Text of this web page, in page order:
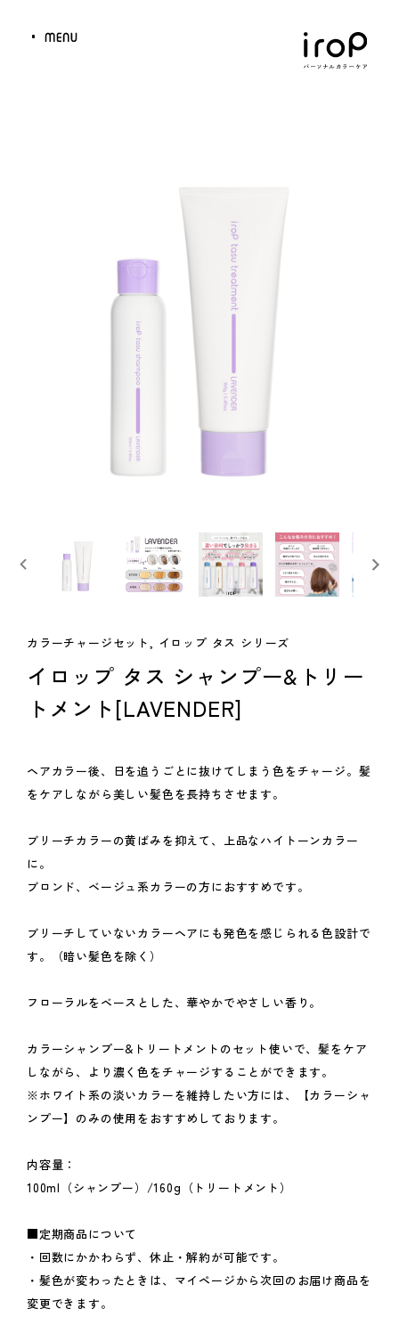
カラーチャージセット, イロップ タス シリーズ
イロップ タス シャンプー&トリー
トメント[LAVENDER]
ヘアカラー後、日を追うごとに抜けてしまう色をチャージ。髪
をケアしながら美しい髪色を長持ちさせます。
ブリーチカラーの黄ばみを抑えて、上品なハイトーンカラー
に。
ブロンド、ベージュ系カラーの方におすすめです。
ブリーチしていないカラーヘアにも発色を感じられる色設計で
す。（暗い髪色を除く）
フローラルをベースとした、華やかでやさしい香り。
カラーシャンプー&トリートメントのセット使いで、髪をケア
しながら、より濃く色をチャージすることができます。
※ホワイト系の淡いカラーを維持したい方には、【カラーシャ
ンプー】のみの使用をおすすめしております。
内容量：
100ml（シャンプー）/160g（トリートメント）
■定期商品について
・回数にかかわらず、休止・解約が可能です。
・髪色が変わったときは、マイページから次回のお届け商品を
変更できます。